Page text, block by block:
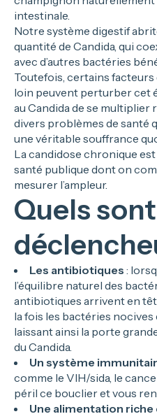
intestinale.
Notre système digestif
quantité de Candida, qui
avec d’autres bactéries
Toutefois, certains
loin peuvent perturber cet
au Candida de se
divers problèmes de santé
une véritable souffrance
La candidose chronique
santé publique dont on
mesurer l’ampleur.
Quels
Les antibiotiques :
l’équilibre naturel des
antibiotiques arrivent en
la fois les bactéries
laissant ainsi la porte
du Candida.
Un système
comme le VIH/sida, le
péril ce bouclier et vous
Une alimentation riche